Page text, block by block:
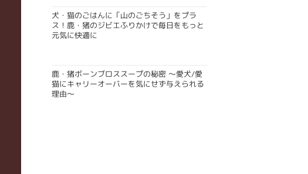
犬・猫のごはんに「山のごちそう」をプラ
ス！鹿・猪のジビエふりかけで毎日をもっと
元気に快適に
鹿・猪ボーンブロススープの秘密 〜愛犬/愛
猫にキャリーオーバーを気にせず与えられる
理由〜